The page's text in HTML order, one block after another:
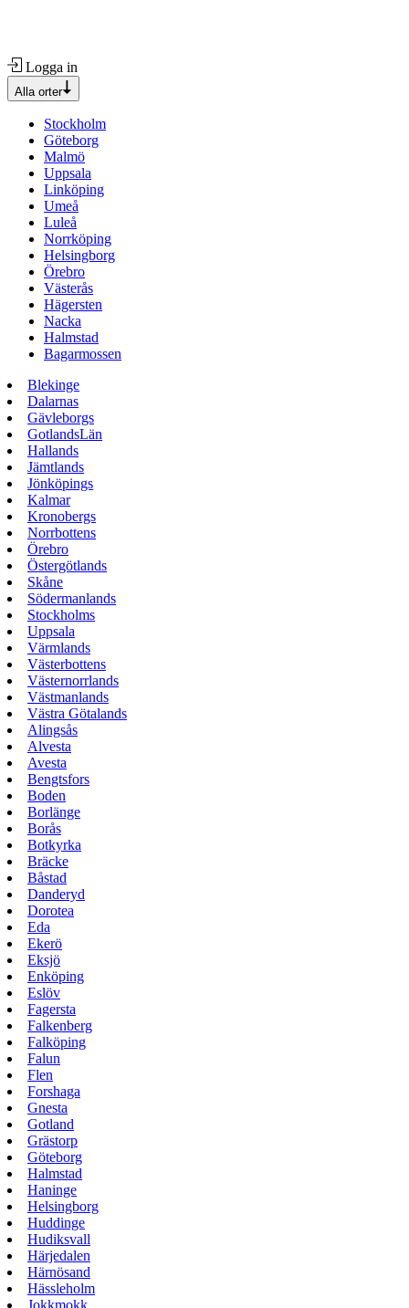
Logga in
Alla orter
Stockholm
Göteborg
Malmö
Uppsala
Linköping
Umeå
Luleå
Norrköping
Helsingborg
Örebro
Västerås
Hägersten
Nacka
Halmstad
Bagarmossen
Blekinge
Dalarnas
Gävleborgs
GotlandsLän
Hallands
Jämtlands
Jönköpings
Kalmar
Kronobergs
Norrbottens
Örebro
Östergötlands
Skåne
Södermanlands
Stockholms
Uppsala
Värmlands
Västerbottens
Västernorrlands
Västmanlands
Västra Götalands
Alingsås
Alvesta
Avesta
Bengtsfors
Boden
Borlänge
Borås
Botkyrka
Bräcke
Båstad
Danderyd
Dorotea
Eda
Ekerö
Eksjö
Enköping
Eslöv
Fagersta
Falkenberg
Falköping
Falun
Flen
Forshaga
Gnesta
Gotland
Grästorp
Göteborg
Halmstad
Haninge
Helsingborg
Huddinge
Hudiksvall
Härjedalen
Härnösand
Hässleholm
Jokkmokk